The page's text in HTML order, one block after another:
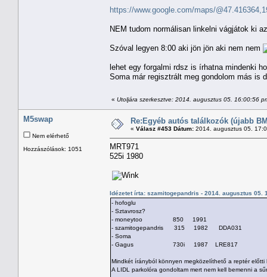
https://www.google.com/maps/
NEM tudom normálisan linkelni vágjátok ki
Szóval legyen 8:00 aki jön jön aki nem nem
lehet egy forgalmi rdsz is írhatna mindenki
Soma már regisztrált meg gondolom más is
« Utoljára szerkesztve: 2014. augusztus 05. 16:00:56
M5swap
Nem elérhető
Hozzászólások: 1051
Re:Egyéb autós találkozók (újabb
« Válasz #453 Dátum: 2014. augusztus 05.
MRT971
525i 1980
Idézetet írta: szamitogepandris - 2014. augusztus 05.
- hofoglu
- Sztavrosz?
- moneytoo 850 1991
- szamitogepandris 315 1982 DDA031
- Soma
- Gagus 730i 1987 LRE817
Mindkét írányból könnyen megközelíthető a reptér előtti
A LIDL parkolóra gondoltam mert nem kell bemenni a